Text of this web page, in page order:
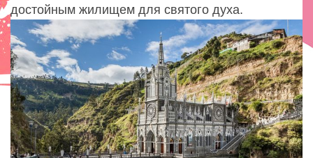
достойным жилищем для святого духа.